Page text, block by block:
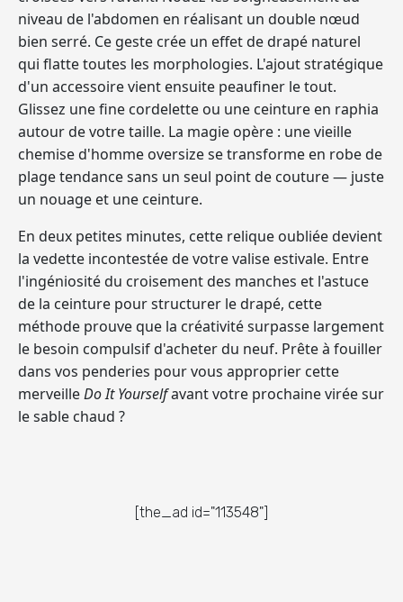
niveau de l'abdomen en réalisant un double nœud
bien serré. Ce geste crée un effet de drapé naturel
qui flatte toutes les morphologies. L'ajout stratégique
d'un accessoire vient ensuite peaufiner le tout.
Glissez une fine cordelette ou une ceinture en raphia
autour de votre taille. La magie opère : une vieille
chemise d'homme oversize se transforme en robe de
plage tendance sans un seul point de couture — juste
un nouage et une ceinture.
En deux petites minutes, cette relique oubliée devient
la vedette incontestée de votre valise estivale. Entre
l'ingéniosité du croisement des manches et l'astuce
de la ceinture pour structurer le drapé, cette
méthode prouve que la créativité surpasse largement
le besoin compulsif d'acheter du neuf. Prête à fouiller
dans vos penderies pour vous approprier cette
merveilleDo It Yourselfavant votre prochaine virée sur
le sable chaud ?
[the_ad id="113548"]